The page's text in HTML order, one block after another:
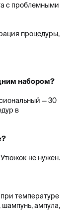
с проблемными
процедуры,
набором?
— 30
в
не нужен.
температуре
шампунь, ампула,